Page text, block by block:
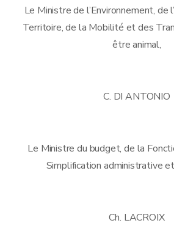
Le Ministre de l’Environnement, de
Territoire, de la Mobilité et des
être animal,
C. DI ANTONIO
Le Ministre du budget, de la
Simplification administrative et
Ch. LACROIX